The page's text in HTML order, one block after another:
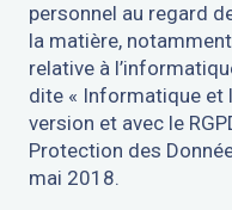
personnel au regard
la matière,
relative à
dite « Informatique et
version et avec le
Protection des
mai 2018.